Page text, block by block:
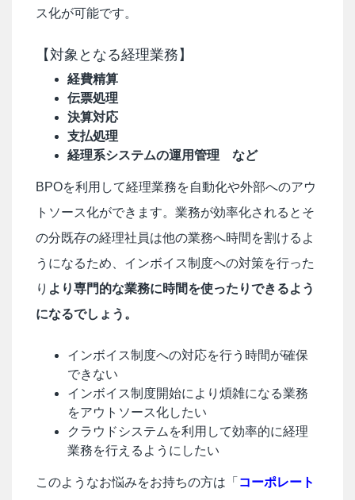
ス化が可能です。
【対象となる経理業務】
経費精算
伝票処理
決算対応
支払処理
経理系システムの運用管理 など
BPOを利用して経理業務を自動化や外部へのアウ
トソース化ができます。業務が効率化されるとそ
の分既存の経理社員は他の業務へ時間を割けるよ
うになるため、インボイス制度への対策を行った
り より専門的な業務に時間を使ったりできるよう
になるでしょう。
インボイス制度への対応を行う時間が確保
できない
インボイス制度開始により煩雑になる業務
をアウトソース化したい
クラウドシステムを利用して効率的に経理
業務を行えるようにしたい
このようなお悩みをお持ちの方は「 コーポレート